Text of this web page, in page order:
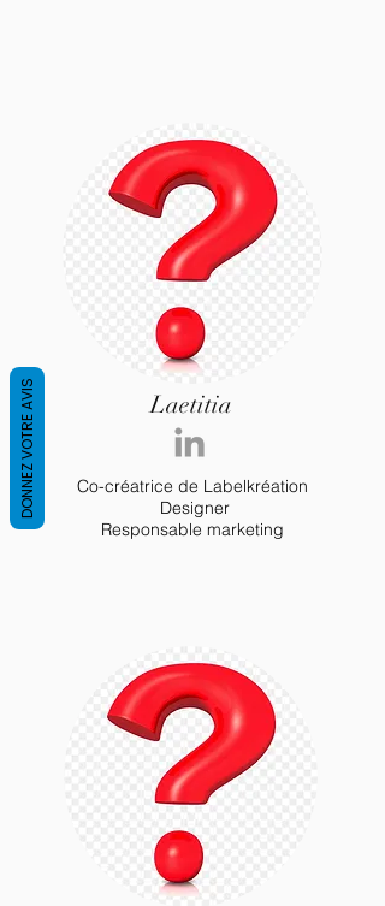
Laetitia
Co-créatrice de Labelkréation
Designer
Responsable marketing
DONNEZ VOTRE AVIS